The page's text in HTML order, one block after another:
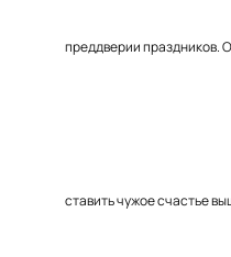
преддверии праздников.
ставить чужое счастье